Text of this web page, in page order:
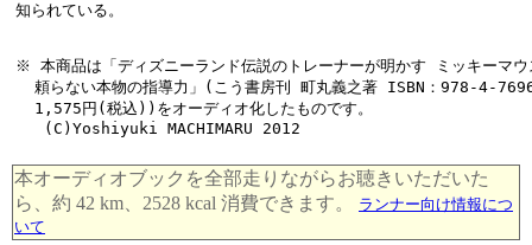
知られている。
※ 本商品は「ディズニーランド伝説のトレーナーが明かす ミッキーマウ
頼らない本物の指導力」(こう書房刊 町丸義之著 ISBN：978-4-
  1,575円(税込))をオーディオ化したものです。
本オーディオブックを全部走りながらお聴きいただいた
ら、約 42 km、2528 kcal 消費できます。
ランナー向け情報につ
いて